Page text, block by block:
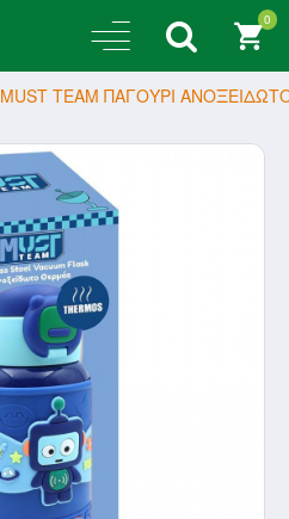
0
MUST TEAM ΠΑΓΟΥΡΙ